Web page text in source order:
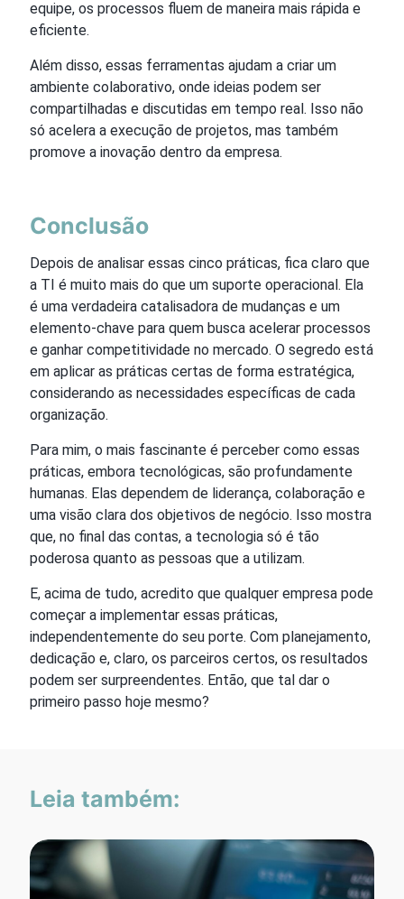
equipe, os processos fluem de maneira mais rápida e
eficiente.
Além disso, essas ferramentas ajudam a criar um
ambiente colaborativo, onde ideias podem ser
compartilhadas e discutidas em tempo real. Isso não
só acelera a execução de projetos, mas também
promove a inovação dentro da empresa.
Conclusão
Depois de analisar essas cinco práticas, fica claro que
a TI é muito mais do que um suporte operacional. Ela
é uma verdadeira catalisadora de mudanças e um
elemento-chave para quem busca acelerar processos
e ganhar competitividade no mercado. O segredo está
em aplicar as práticas certas de forma estratégica,
considerando as necessidades específicas de cada
organização.
Para mim, o mais fascinante é perceber como essas
práticas, embora tecnológicas, são profundamente
humanas. Elas dependem de liderança, colaboração e
uma visão clara dos objetivos de negócio. Isso mostra
que, no final das contas, a tecnologia só é tão
poderosa quanto as pessoas que a utilizam.
E, acima de tudo, acredito que qualquer empresa pode
começar a implementar essas práticas,
independentemente do seu porte. Com planejamento,
dedicação e, claro, os parceiros certos, os resultados
podem ser surpreendentes. Então, que tal dar o
primeiro passo hoje mesmo?
Leia também: